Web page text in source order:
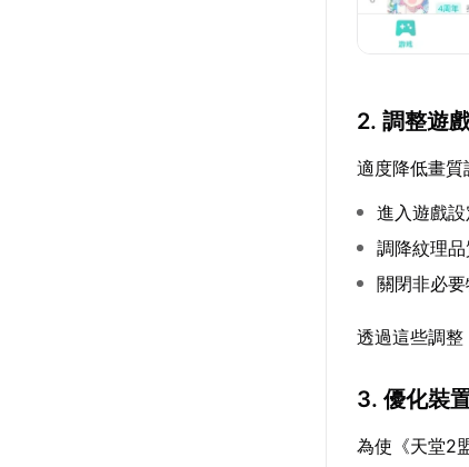
2. 調整遊
適度降低畫質
進入遊戲
調降紋理
關閉非必
透過這些調
3. 優化裝
為使《天堂2